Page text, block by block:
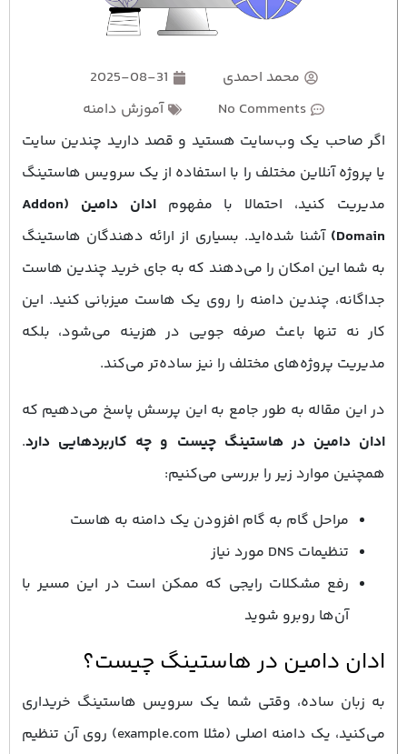
محمد احمدی
2025-08-31
No Comments
آموزش دامنه
اگر صاحب یک وب‌سایت هستید و قصد دارید چندین سایت
یا پروژه آنلاین مختلف را با استفاده از یک سرویس هاستینگ
مدیریت کنید، احتمالا با مفهوم
ادان دامین (Addon
Domain) آشنا شده‌اید. بسیاری از ارائه ‌دهندگان هاستینگ
به شما این امکان را می‌دهند که به جای خرید چندین هاست
جداگانه، چندین دامنه را روی یک هاست میزبانی کنید. این
کار نه تنها باعث صرفه‌ جویی در هزینه می‌شود، بلکه
مدیریت پروژه‌های مختلف را نیز ساده‌تر می‌کند.
در این مقاله به طور جامع به این پرسش پاسخ می‌دهیم که
ادان دامین در هاستینگ چیست و چه کاربردهایی دارد.
همچنین موارد زیر را بررسی می‌کنیم:
مراحل گام به گام افزودن یک دامنه به هاست
تنظیمات DNS مورد نیاز
رفع مشکلات رایجی که ممکن است در این مسیر با
آن‌ها روبرو شوید
ادان دامین در هاستینگ چیست؟
به زبان ساده، وقتی شما یک سرویس هاستینگ خریداری
می‌کنید، یک دامنه اصلی (مثلا example.com) روی آن تنظیم